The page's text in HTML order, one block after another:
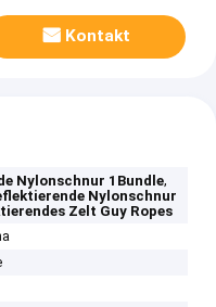
Kontakt
Nylonschnur 1Bundle,
Nylonschnur
Zelt Guy Ropes